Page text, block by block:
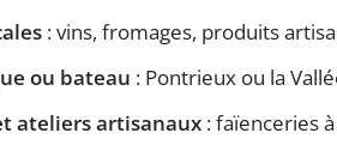
: vins, fromages, produits
ou bateau : Pontrieux ou la
ateliers artisanaux : faïenceries